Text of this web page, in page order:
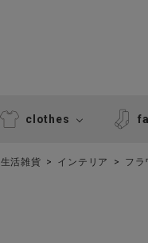
clothes
生活雑貨 インテリア フラ